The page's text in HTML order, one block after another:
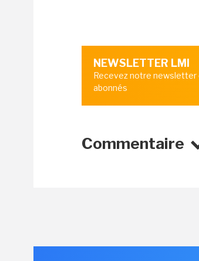
NEWSLETTER LMI
Recevez notre
abonnés
Commentaire